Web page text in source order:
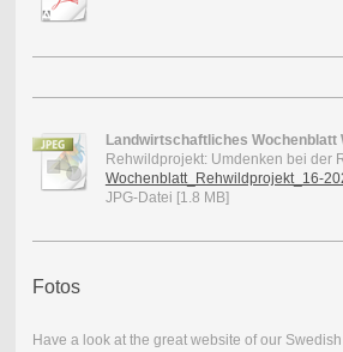
Landwirtschaftliches Wochenblatt
Rehwildprojekt: Umdenken bei der
Wochenblatt_Rehwildprojekt_16-
JPG-Datei [1.8 MB]
Fotos
Have a look at the great website of our